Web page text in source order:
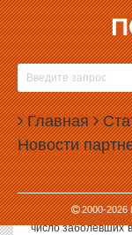
Главная
Новости
2000-2026
21.04.2020, 12:37
В
84 НОВЫХ
В Свердловской
подтверждено 84
них заразилось в
Данные о
2020 года
число заболевших